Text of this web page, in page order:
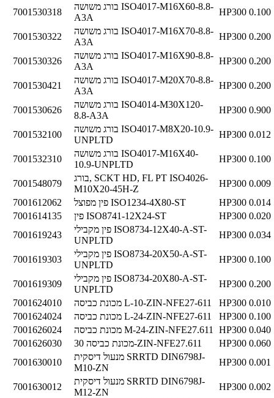
7001530318
בורג משושה ISO4017-M16X60-8.8-
A3A
HP300 0.100
7001530322
בורג משושה ISO4017-M16X70-8.8-
A3A
HP300 0.200
7001530326
בורג משושה ISO4017-M16X90-8.8-
A3A
HP300 0.200
7001530421
בורג משושה ISO4017-M20X70-8.8-
A3A
HP300 0.200
7001530626
בורג משושה ISO4014-M30X120-
8.8-A3A
HP300 0.900
7001532100
בורג משושה ISO4017-M8X20-10.9-
UNPLTD
HP300 0.012
7001532310
בורג משושה ISO4017-M16X40-
10.9-UNPLTD
HP300 0.100
7001548079
בורג, SCKT HD, FL PT ISO4026-
M10X20-45H-Z
HP300 0.009
7001612062
פין מפוצל ISO1234-4X80-ST HP300 0.014
7001614135
פין ISO8741-12X24-ST HP300 0.020
7001619243
פין מקבילי ISO8734-12X40-A-ST-
UNPLTD
HP300 0.034
7001619303
פין מקבילי ISO8734-20X50-A-ST-
UNPLTD
HP300 0.100
7001619309
פין מקבילי ISO8734-20X80-A-ST-
UNPLTD
HP300 0.200
7001624010
מכונת כביסה L-10-ZIN-NFE27-611 HP300 0.010
7001624024
מכונת כביסה L-24-ZIN-NFE27-611 HP300 0.100
7001626024
מכונת כביסה M-24-ZIN-NFE27.611 HP300 0.040
7001626030
מכונת כביסה 30-ZIN-NFE27.611 HP300 0.060
7001630010
מנעול דיסקית SRRTD DIN6798J-
M10-ZN
HP300 0.001
7001630012
מנעול דיסקית SRRTD DIN6798J-
M12-ZN
HP300 0.002